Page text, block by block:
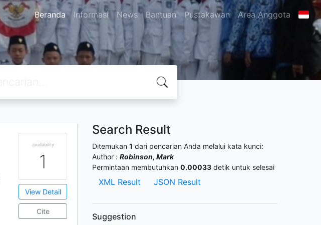
Beranda Informasi News Bantuan Pustakawan Area Anggota
availability
1
View Detail
Cite
Search Result
Ditemukan 1 dari pencarian Anda melalui kata kunci:
Author : Robinson, Mark
Permintaan membutuhkan 0.00033 detik untuk selesai
XML Result JSON Result
Suggestion